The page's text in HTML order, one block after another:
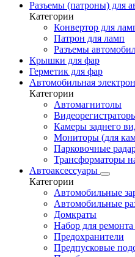
Разъемы (патроны) для
Категории
Конвертор для
Патрон для ламп
Разъемы
Крышки для фар
Герметик для фар
Автомобильная
Категории
Автомагнитолы
Камеры заднего
Мониторы (для
Парковочные
Трансформаторы
Автоаксессуары
Категории
Автомобильные
Автомобильные
Домкраты
Набор для
Предохранители
Предпусковые